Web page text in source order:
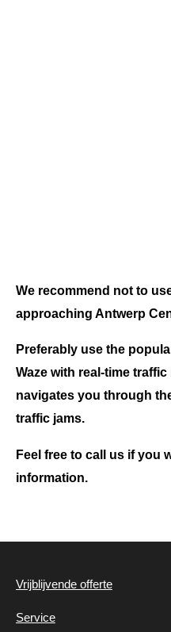
We recommend not to
approaching Antwerp
Preferably use the
Waze with real-time
navigates you through
traffic jams.
Feel free to call us if you
information.
Vrijblijvende offerte
Service